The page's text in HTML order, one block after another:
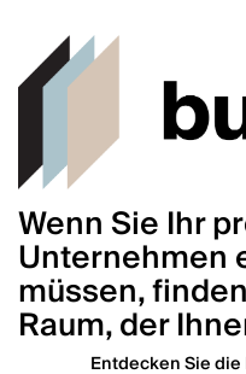
Wenn Sie Ihr
Unternehmen
müssen,
Raum, der
Entdecken Sie